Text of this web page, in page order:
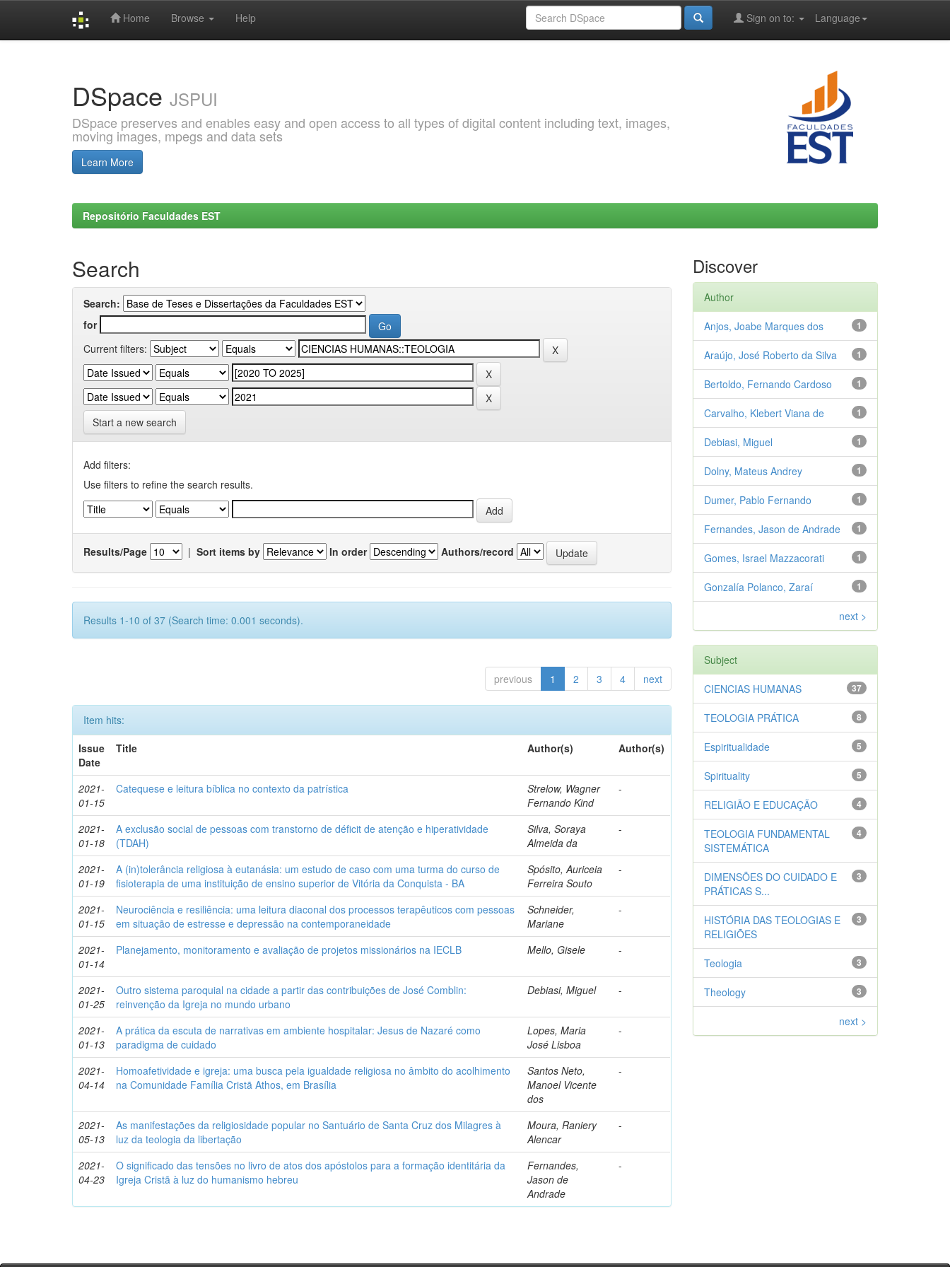
Home Browse Help Language
Sign on to:
DSpace JSPUI
DSpace preserves and enables easy and open access to all types of digital content including text, images,
moving images, mpegs and data sets
Learn More
Repositório Faculdades EST
Search
Search:
for
Current filters:
Start a new search
Add filters:
Use filters to refine the search results.
Results/Page | Sort items by In order Authors/record
Results 1-10 of 37 (Search time: 0.001 seconds).
previous 1 2 3 4 next
Item hits:
Issue
Date
Title Author(s) Author(s)
2021-
01-15
Catequese e leitura bíblica no contexto da patrística
Strelow, Wagner
Fernando Kind
-
2021-
01-18
A exclusão social de pessoas com transtorno de déficit de atenção e hiperatividade
(TDAH)
Silva, Soraya
Almeida da
-
2021-
01-19
A (in)tolerância religiosa à eutanásia: um estudo de caso com uma turma do curso de
fisioterapia de uma instituição de ensino superior de Vitória da Conquista - BA
Spósito, Auriceia
Ferreira Souto
-
2021-
01-15
Neurociência e resiliência: uma leitura diaconal dos processos terapêuticos com pessoas
em situação de estresse e depressão na contemporaneidade
Schneider,
Mariane
-
2021-
01-14
Planejamento, monitoramento e avaliação de projetos missionários na IECLB Mello, Gisele -
2021-
01-25
Outro sistema paroquial na cidade a partir das contribuições de José Comblin:
reinvenção da Igreja no mundo urbano
Debiasi, Miguel -
2021-
01-13
A prática da escuta de narrativas em ambiente hospitalar: Jesus de Nazaré como
paradigma de cuidado
Lopes, Maria
José Lisboa
-
2021-
04-14
Homoafetividade e igreja: uma busca pela igualdade religiosa no âmbito do acolhimento
na Comunidade Família Cristã Athos, em Brasília
Santos Neto,
Manoel Vicente
dos
-
2021-
05-13
As manifestações da religiosidade popular no Santuário de Santa Cruz dos Milagres à
luz da teologia da libertação
Moura, Raniery
Alencar
-
2021-
04-23
O significado das tensões no livro de atos dos apóstolos para a formação identitária da
Igreja Cristã à luz do humanismo hebreu
Fernandes,
Jason de
Andrade
-
Discover
Author
1
Anjos, Joabe Marques dos
1
Araújo, José Roberto da Silva
1
Bertoldo, Fernando Cardoso
1
Carvalho, Klebert Viana de
1
Debiasi, Miguel
1
Dolny, Mateus Andrey
1
Dumer, Pablo Fernando
1
Fernandes, Jason de Andrade
1
Gomes, Israel Mazzacorati
1
Gonzalía Polanco, Zaraí
next >
Subject
37
CIENCIAS HUMANAS
8
TEOLOGIA PRÁTICA
5
Espiritualidade
5
Spirituality
4
RELIGIÃO E EDUCAÇÃO
4
TEOLOGIA FUNDAMENTAL
SISTEMÁTICA
3
DIMENSÕES DO CUIDADO E
PRÁTICAS S...
3
HISTÓRIA DAS TEOLOGIAS E
RELIGIÕES
3
Teologia
3
Theology
next >